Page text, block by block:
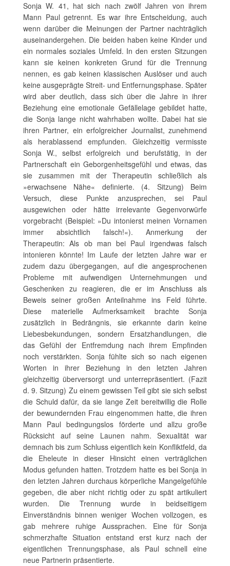
Sonja W. 41, hat sich nach zwölf Jahren von ihrem
Mann Paul getrennt. Es war ihre Entscheidung, auch
wenn darüber die Meinungen der Partner nachträglich
auseinandergehen. Die beiden haben keine Kinder und
ein normales soziales Umfeld. In den ersten Sitzungen
kann sie keinen konkreten Grund für die Trennung
nennen, es gab keinen klassischen Auslöser und auch
keine ausgeprägte Streit- und Entfernungsphase. Später
wird aber deutlich, dass sich über die Jahre in ihrer
Beziehung eine emotionale Gefällelage gebildet hatte,
die Sonja lange nicht wahrhaben wollte. Dabei hat sie
ihren Partner, ein erfolgreicher Journalist, zunehmend
als herablassend empfunden. Gleichzeitig vermisste
Sonja W., selbst erfolgreich und berufstätig, in der
Partnerschaft ein Geborgenheitsgefühl und etwas, das
sie zusammen mit der Therapeutin schließlich als
»erwachsene Nähe« definierte. (4. Sitzung) Beim
Versuch, diese Punkte anzusprechen, sei Paul
ausgewichen oder hätte irrelevante Gegenvorwürfe
vorgebracht (Beispiel: »Du intonierst meinen Vornamen
immer absichtlich falsch!«). Anmerkung der
Therapeutin: Als ob man bei Paul irgendwas falsch
intonieren könnte! Im Laufe der letzten Jahre war er
zudem dazu übergegangen, auf die angesprochenen
Probleme mit aufwendigen Unternehmungen und
Geschenken zu reagieren, die er im Anschluss als
Beweis seiner großen Anteilnahme ins Feld führte.
Diese materielle Aufmerksamkeit brachte Sonja
zusätzlich in Bedrängnis, sie erkannte darin keine
Liebesbekundungen, sondern Ersatzhandlungen, die
das Gefühl der Entfremdung nach ihrem Empfinden
noch verstärkten. Sonja fühlte sich so nach eigenen
Worten in ihrer Beziehung in den letzten Jahren
gleichzeitig überversorgt und unterrepräsentiert. (Fazit
d. 9. Sitzung) Zu einem gewissen Teil gibt sie sich selbst
die Schuld dafür, da sie lange Zeit bereitwillig die Rolle
der bewundernden Frau eingenommen hatte, die ihren
Mann Paul bedingungslos förderte und allzu große
Rücksicht auf seine Launen nahm. Sexualität war
demnach bis zum Schluss eigentlich kein Konfliktfeld, da
die Eheleute in dieser Hinsicht einen verträglichen
Modus gefunden hatten. Trotzdem hatte es bei Sonja in
den letzten Jahren durchaus körperliche Mangelgefühle
gegeben, die aber nicht richtig oder zu spät artikuliert
wurden. Die Trennung wurde in beidseitigem
Einverständnis binnen weniger Wochen vollzogen, es
gab mehrere ruhige Aussprachen. Eine für Sonja
schmerzhafte Situation entstand erst kurz nach der
eigentlichen Trennungsphase, als Paul schnell eine
neue Partnerin präsentierte.